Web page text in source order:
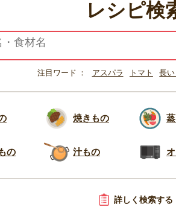
レシピ検
注目ワード アスパラ トマト 長い
焼きもの
の 汁もの
詳しく検索する